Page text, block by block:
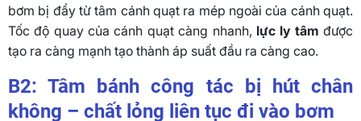
bơm bị đẩy từ tâm cánh quạt ra mép ngoài của cánh quạt.
Tốc độ quay của cánh quạt càng nhanh, lực ly tâm được
tạo ra càng mạnh tạo thành áp suất đầu ra càng cao.
B2: Tâm bánh công tác bị hút chân
không – chất lỏng liên tục đi vào bơm